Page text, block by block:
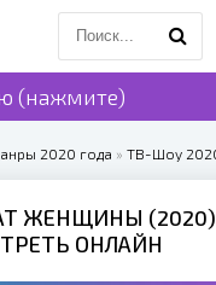
(нажмите)
2020 года » ТВ-Шоу
ЖЕНЩИНЫ (2020)
ОНЛАЙН